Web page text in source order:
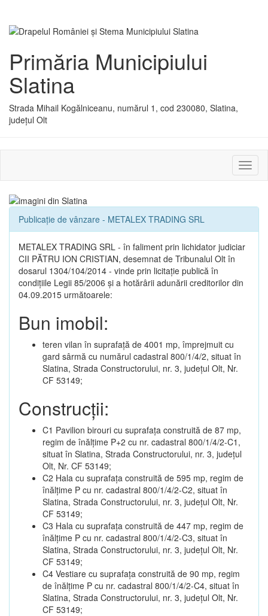
Primăria Municipiului
Slatina
Strada Mihail Kogălniceanu, numărul 1, cod 230080, Slatina,
județul Olt
sau
Publicație de vânzare - METALEX TRADING SRL
METALEX TRADING SRL - în faliment prin lichidator judiciar
CII PĂTRU ION CRISTIAN, desemnat de Tribunalul Olt în
dosarul 1304/104/2014 - vinde prin licitație publică în
condițiile Legii 85/2006 și a hotărârii adunării creditorilor din
04.09.2015 următoarele:
Bun imobil:
teren vilan în suprafață de 4001 mp, împrejmuit cu
gard sârmă cu numărul cadastral 800/1/4/2, situat în
Slatina, Strada Constructorului, nr. 3, județul Olt, Nr.
CF 53149;
Construcții:
C1 Pavilion birouri cu suprafața construită de 87 mp,
regim de înălțime P+2 cu nr. cadastral 800/1/4/2-C1,
situat în Slatina, Strada Constructorului, nr. 3, județul
Olt, Nr. CF 53149;
C2 Hala cu suprafața construită de 595 mp, regim de
înălțime P cu nr. cadastral 800/1/4/2-C2, situat în
Slatina, Strada Constructorului, nr. 3, județul Olt, Nr.
CF 53149;
C3 Hala cu suprafața construită de 447 mp, regim de
înălțime P cu nr. cadastral 800/1/4/2-C3, situat în
Slatina, Strada Constructorului, nr. 3, județul Olt, Nr.
CF 53149;
C4 Vestiare cu suprafața construită de 90 mp, regim
de înălțime P cu nr. cadastral 800/1/4/2-C4, situat în
Slatina, Strada Constructorului, nr. 3, județul Olt, Nr.
CF 53149;